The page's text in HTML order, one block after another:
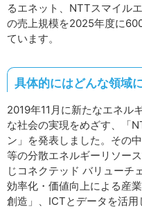
るエネット、NTTスマイル
の売上規模を2025年度に
ています。
具体的にはどんな領域
2019年11月に新たなエネル
な社会の実現をめざす、「
ン」を発表しました。その
等の分散エネルギーリソー
じコネクテッド バリューチ
効率化・価値向上による産
創造」、ICTとデータを活用